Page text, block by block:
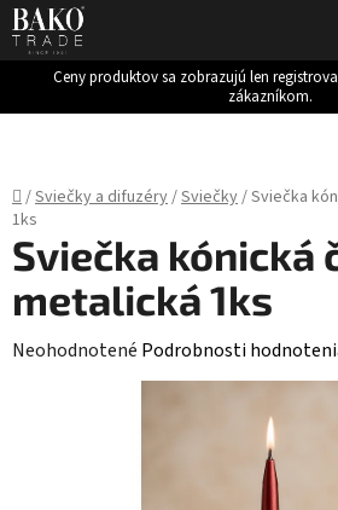
Ceny produktov sa zobrazujú len
zákazníkom.
Domov
/Sviečky a difuzéry/Sviečky/Sviečka
1ks
Sviečka kónická
metalická 1ks
Priemerné
Neohodnotené Podrobnosti